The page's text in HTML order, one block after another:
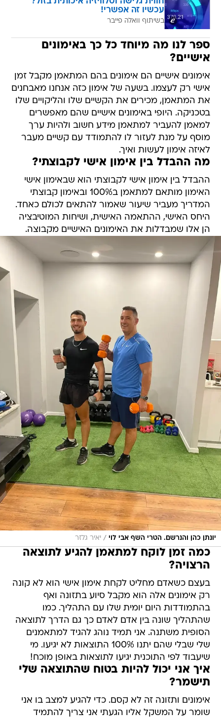
עכשיו זה אפשרי!
בשיתוף וואלה פייבר
ספר לנו מה מיוחד כל כך באימונים
אישיים?
אימונים אישיים הם אימונים בהם המתאמן מקבל זמן
אישי רק לעצמו. בשעה של אימון כזה אנחנו מאבחנים
את המתאמן, מכירים את הקשיים שלו והליקויים שלו
בטכניקה. היופי באימונים אישיים שהם מאפשרים
למאמן להעביר למתאמן מידע חשוב ולהיות ערך
מוסף על מנת לעזור לו להתמודד עם קשיים מעבר
לאיזה אימון לעשות ואיך.
מה ההבדל בין אימון אישי לקבוצתי?
ההבדל בין אימון אישי לקבוצתי הוא שבאימון אישי
האימון מותאם למתאמן ב100% ובאימון קבוצתי
המדריך מעביר שיעור שאמור להתאים לכולם כאחד.
היחס האישי, ההתאמה האישית, ושיחות המוטיבציה
הן אלו שמבדלות את האימונים האישיים מקבוצה.
יונתן כהן והנרשם. הטרי השף אבי לוי / יאיר גלזר
כמה זמן לוקח למתאמן להגיע לתוצאה
הרצויה?
בעצם כשאדם מחליט לקחת אימון אישי הוא לא קונה
רק אימונים אלה הוא מקבל סיוע בתזונה ואף
בהתמודדות היום יומית שלו עם התהליך. כמו
שהתהליך שונה בין אדם לאדם כך גם הדרך לתוצאה
הסופית משתנה. אני תמיד נוהג להגיד למתאמנים
שלי שבלי שהם יתנו 100% התוצאות לא יגיעו. מי
שיעבוד לפי התוכנית יגיעו לתוצאות באופן מוכח!
איך אני יכול להיות בטוח שהתוצאה שלי
תישמר?
אימונים ותזונה זה לא קסם. כדי להגיע למצב בו אני
שומר על המשקל אליו הגעתי אני צריך להתמיד